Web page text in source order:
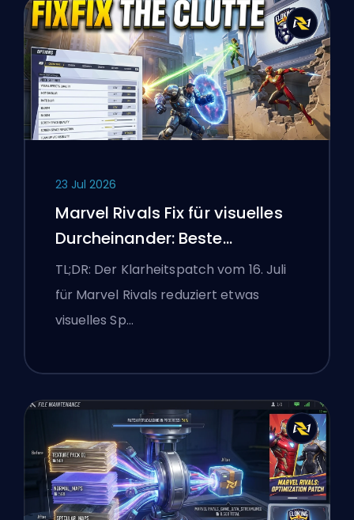
23 Jul 2026
Marvel Rivals Fix für visuelles
Durcheinander: Beste
wettbewerbsorientierte
Einstellungen nach dem Patch
vom 16. Juli
TL;DR: Der Klarheitspatch vom 16. Juli
für Marvel Rivals reduziert etwas
visuelles Sp…